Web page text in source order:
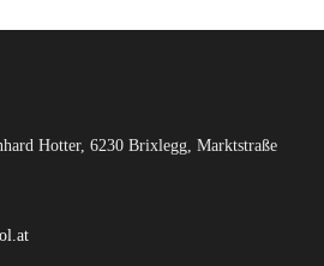
Hotter, 6230 Brixlegg, Marktstraße